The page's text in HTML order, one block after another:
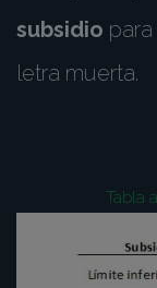
subsidio
letra muerta.
Tabla